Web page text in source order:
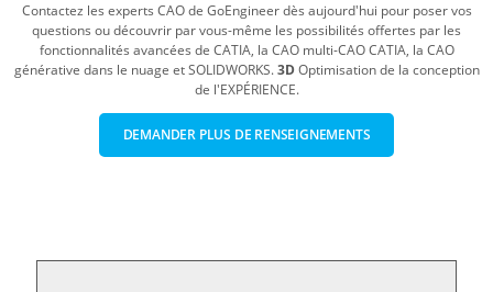
Contactez les experts CAO de GoEngineer dès aujourd'hui pour poser vos
questions ou découvrir par vous-même les possibilités offertes par les
fonctionnalités avancées de CATIA, la CAO multi-CAO CATIA, la CAO
générative dans le nuage et SOLIDWORKS.3DOptimisation de la conception
de l'EXPÉRIENCE.
DEMANDER PLUS DE RENSEIGNEMENTS